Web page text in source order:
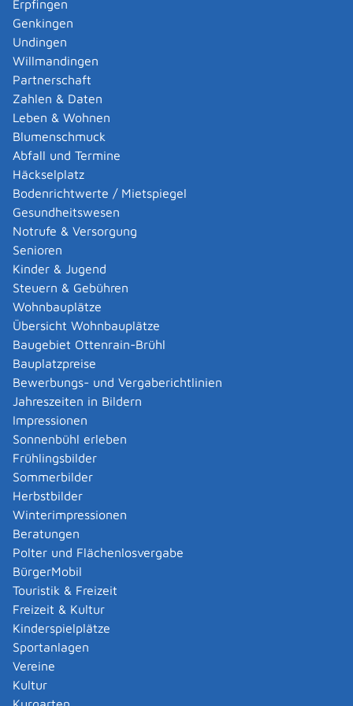
Erpfingen
Genkingen
Undingen
Willmandingen
Partnerschaft
Zahlen & Daten
Leben & Wohnen
Blumenschmuck
Abfall und Termine
Häckselplatz
Bodenrichtwerte / Mietspiegel
Gesundheitswesen
Notrufe & Versorgung
Senioren
Kinder & Jugend
Steuern & Gebühren
Wohnbauplätze
Übersicht Wohnbauplätze
Baugebiet Ottenrain-Brühl
Bauplatzpreise
Bewerbungs- und Vergaberichtlinien
Jahreszeiten in Bildern
Impressionen
Sonnenbühl erleben
Frühlingsbilder
Sommerbilder
Herbstbilder
Winterimpressionen
Beratungen
Polter und Flächenlosvergabe
BürgerMobil
Touristik & Freizeit
Freizeit & Kultur
Kinderspielplätze
Sportanlagen
Vereine
Kultur
Hinweis: Hat Ihr Hund einmal die Verhaltensprüfung
bestanden, erweist sich aber zu einem späteren
Zeitpunkt als gesteigert aggressiv und gefährlich, dann
gilt er unwiderlegbar als Kampfhund.
Zuständige Stelle
die Gemeinde-/Stadtverwaltung, in deren Bezirk Sie
wohnen
Gemeinde Sonnenbühl
Leistungsdetails
Voraussetzungen
für die Widerlegung der Kampfhundeeigenschaft:
Ihr Hund verhält sich nicht gesteigert aggressiv und
gefährlich gegenüber Menschen und Tieren.
Ihr Hund besteht dieVerhaltensprüfung
Kampfhunde.
Verfahrensablauf
Die Prüfung zur Widerlegung der vermuteten
Kampfhundeeigenschaft müssen Sie schriftlich bei der
zuständigen Stelle beantragen.
Die zuständige Stelle teilt Ihnen anschließend mit,
welche Unterlagen oder Nachweise zur Widerlegung
der Kampfhundeeigenschaft sie zusätzlich benötigt.
Fristen
je nach Gemeinde unterschiedlich
Erforderliche Unterlagen
Antrag auf Befreiung/Widerlegung der
Kampfhundeeigenschaft
Verhaltensprüfung